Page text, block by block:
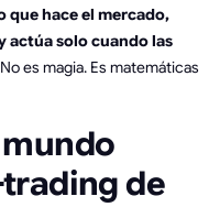
que hace el mercado,
solo cuando las
es magia. Es matemáticas
de